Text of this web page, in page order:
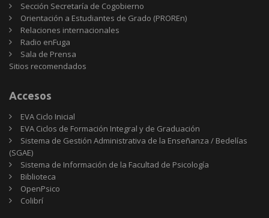
Sección Secretaría de Cogobierno
Orientación a Estudiantes de Grado (PROREn)
Relaciones internacionales
Radio enFuga
Sala de Prensa
Sitios
Sitios recomendados
Accesos
EVA Ciclo Inicial
EVA Ciclos de Formación Integral y de Graduación
Sistema de Gestión Administrativa de la Enseñanza / Bedelías
(SGAE)
Sistema de Información de la Facultad de Psicología
Biblioteca
OpenPsico
Colibrí